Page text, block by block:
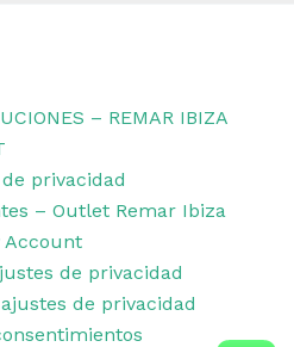
– REMAR IBIZA
privacidad
– Outlet Remar Ibiza
Account
de privacidad
de privacidad